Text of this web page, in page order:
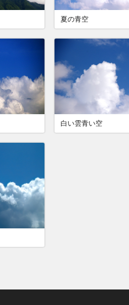
夏の青空
白い雲青い空